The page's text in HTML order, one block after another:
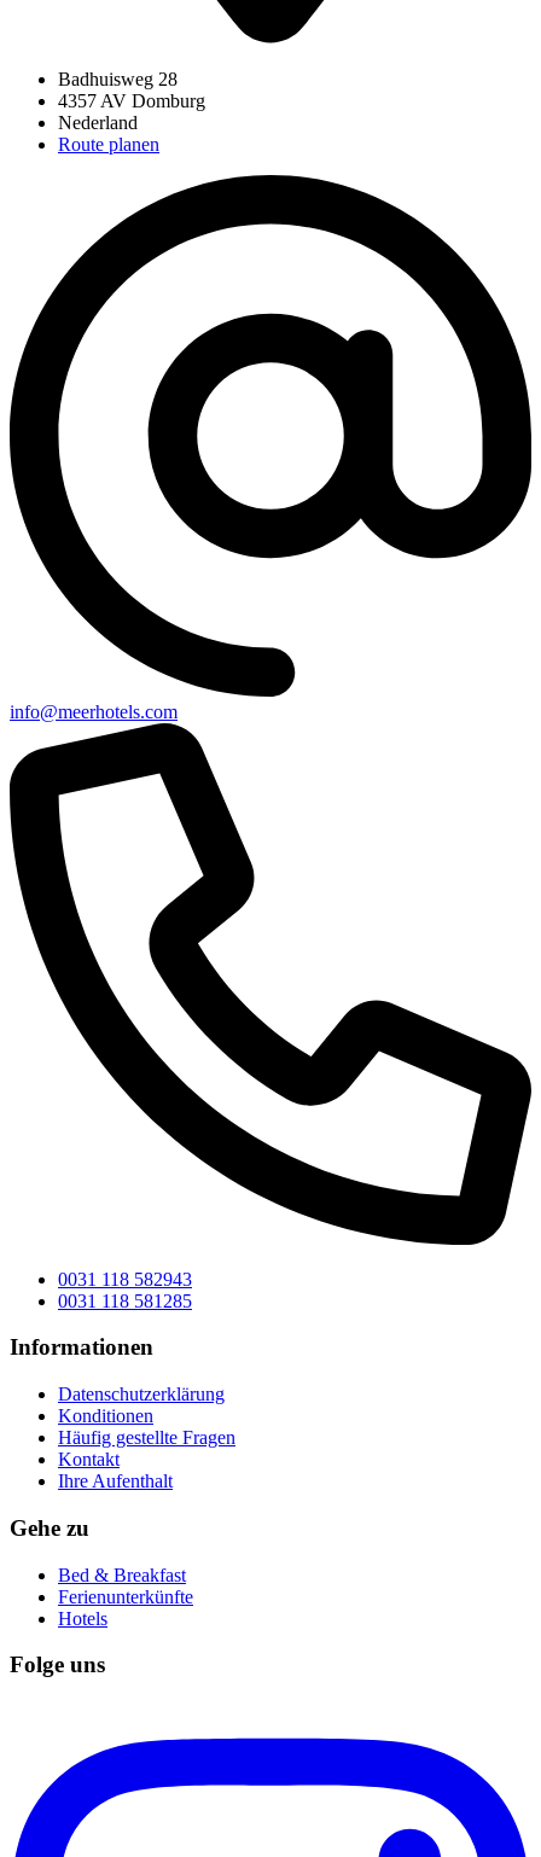
Badhuisweg 28
4357 AV Domburg
Nederland
Route planen
info@meerhotels.com
0031 118 582943
0031 118 581285
Informationen
Datenschutzerklärung
Konditionen
Häufig gestellte Fragen
Kontakt
Ihre Aufenthalt
Gehe zu
Bed & Breakfast
Ferienunterkünfte
Hotels
Folge uns